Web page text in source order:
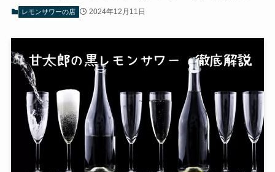
レモンサワーの店 2024年12月11日